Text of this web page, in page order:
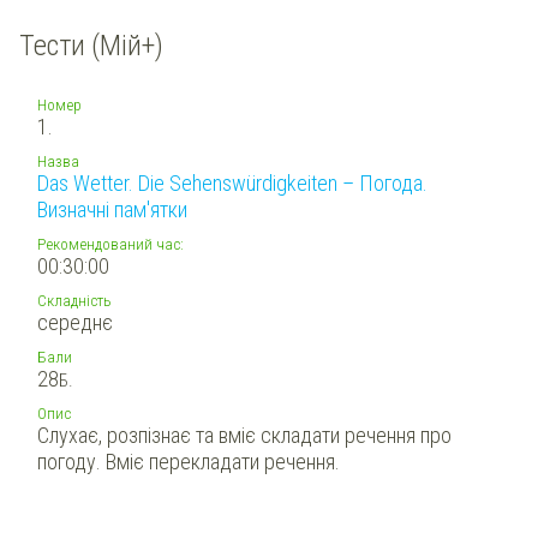
Тести (Мій+)
Номер
1.
Назва
Das Wetter. Die Sehenswürdigkeiten – Погода.
Визначні пам'ятки
Рекомендований час:
00:30:00
Складність
середнє
Бали
28Б.
Опис
Слухає, розпізнає та вміє складати речення про
погоду. Вміє перекладати речення.